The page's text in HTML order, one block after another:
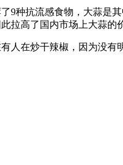
9种抗流感食物，大蒜是
拉高了国内市场上大蒜的
人在炒干辣椒，因为没有